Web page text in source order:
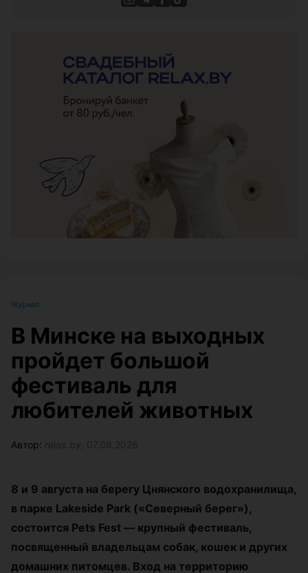
Журнал
В Минске на выходных
пройдет большой
фестиваль для
любителей животных
Автор:
8 и 9 августа на берегу Цнянского водохранилища,
в парке Lakeside Park («Северный берег»),
состоится Pets Fest — крупный фестиваль,
посвященный владельцам собак, кошек и других
домашних питомцев. Вход на территорию